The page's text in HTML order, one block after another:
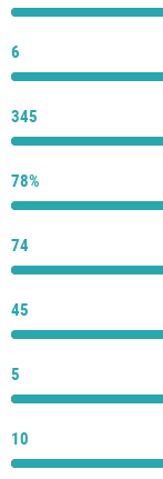
6
345
78%
74
45
5
10